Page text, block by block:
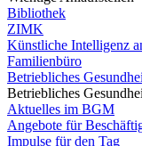
Bibliothek
ZIMK
Künstliche Intelligenz
Familienbüro
Betriebliches
Betriebliches
Aktuelles im BGM
Angebote für
Impulse für den Tag